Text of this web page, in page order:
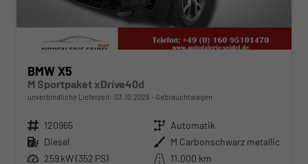
BMW X5
M Sportpaket xDrive40d
unverbindliche Lieferzeit: 03.10.2026 Gebrauchtwagen
Fahrzeugnr. 120965 Getriebe Automatik
Kraftstoff Diesel Außenfarbe M Carbonschwarz metallic
Leistung 259 kW (352 PS) Kilometerstand 11.000 km